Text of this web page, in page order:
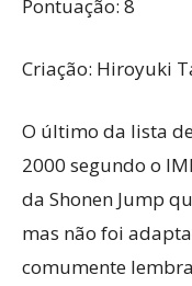
Pontuação: 8
Criação: Hiroyuki
O último da lista
2000 segundo o
da Shonen Jump
mas não foi
comumente